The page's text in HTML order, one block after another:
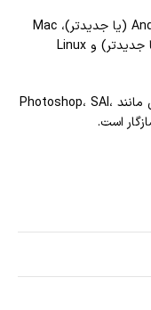
سازگار با Windows 7 (یا جدیدتر)، Android 6.0 (یا جدیدتر)، Mac
OS 10.10 (یا جدیدتر)، Chrome OS 88 (یا جدیدتر) و Linux
همچنین با بسیاری از نرم افزارهای طراح اصلی مانند Photoshop، SAI،